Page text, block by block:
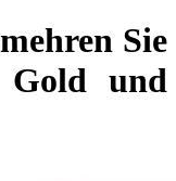
Sie
und